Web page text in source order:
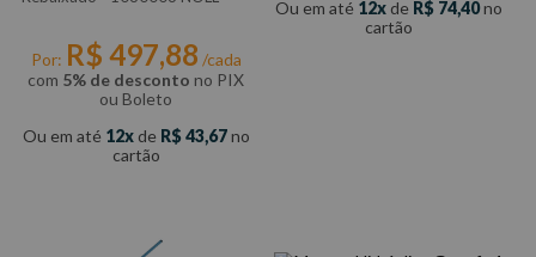
Por: R$ 497,88 /cada
com 5% de desconto no PIX
ou Boleto
Ou em até 12 de R$ 43,67no
cartão
Ou em até 12 de R$ 74,40no
cartão